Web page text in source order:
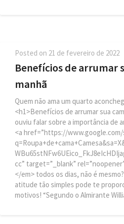
Posted on 21 de fevereiro de 2022
Benefícios de arrumar
manhã
Quem não ama um quarto
<h1>Benefícios de arrumar sua
ouviu falar sobre a importância de
<a href=”https://www.google.com/
cc” target=”_blank”
</em> todos os dias, não é
atitude tão simples pode te
motivos! “Segundo o Almirante